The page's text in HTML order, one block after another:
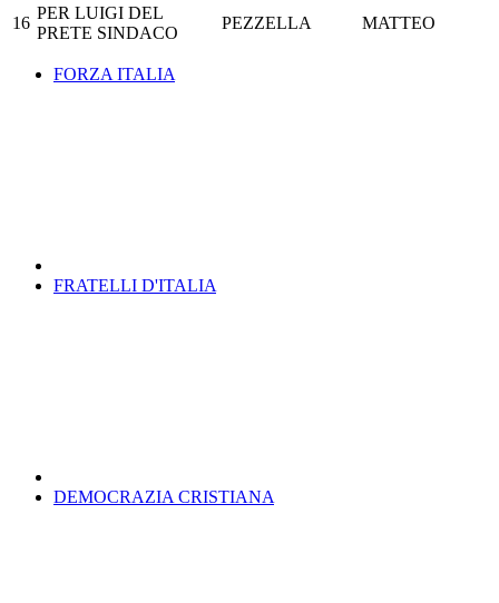
16
PER LUIGI DEL
PRETE SINDACO
PEZZELLA MATTEO
FORZA ITALIA
FRATELLI D'ITALIA
DEMOCRAZIA CRISTIANA